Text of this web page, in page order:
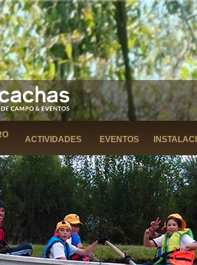
ACTIVIDADES EVENTOS